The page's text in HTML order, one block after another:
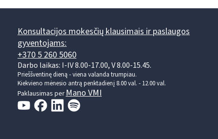
Konsultacijos mokesčių klausimais ir paslaugos
gyventojams:
+370 5 260 5060
Darbo laikas: I-IV 8.00-17.00, V 8.00-15.45.
Prieššventinę dieną - viena valanda trumpiau.
Kiekvieno mėnesio antrą penktadienį 8.00 val. - 12.00 val.
Paklausimas per Mano VMI